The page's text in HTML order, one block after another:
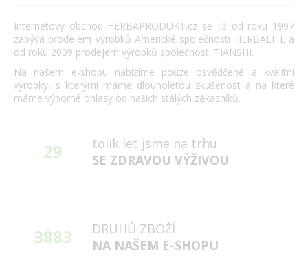
Internetový obchod HERBAPRODUKT.cz se již od roku 1997
zabývá prodejem výrobků Americké společnosti HERBALIFE a
od roku 2009 prodejem výrobků společnosti TIANSHI.
Na našem e-shopu nabízíme pouze osvědčené a kvalitní
výrobky, s kterými máme dlouholetou zkušenost a na které
máme výborné ohlasy od našich stálých zákazníků.
29
tolik let jsme na trhu
SE ZDRAVOU VÝŽIVOU
3883
DRUHŮ ZBOŽÍ
NA NAŠEM E-SHOPU